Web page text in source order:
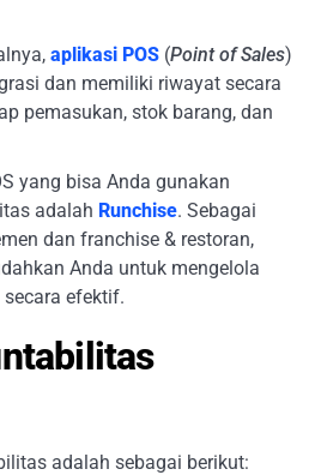
aplikasi POS (Point of Sales)
dan memiliki riwayat secara
pemasukan, stok barang, dan
yang bisa Anda gunakan
adalah Runchise. Sebagai
dan franchise & restoran,
Anda untuk mengelola
efektif.
adalah sebagai berikut: